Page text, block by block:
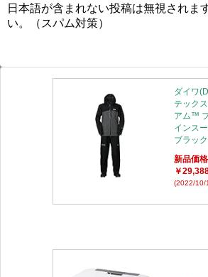
日本語が含まれない投稿は無視されま
い。（スパム対策）
ダイワ
テック
アム™
インス
ブラッ
新品価格
￥
(2022/10/